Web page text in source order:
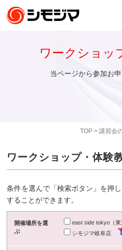
TOP> 講習会
ワークショッ
当ページから参加お申
ワークショップ・体験
条件を選んで「検索ボタン」を押
することができます。
開催場所を選
ぶ
east side tokyo（東
シモジマ岐阜店